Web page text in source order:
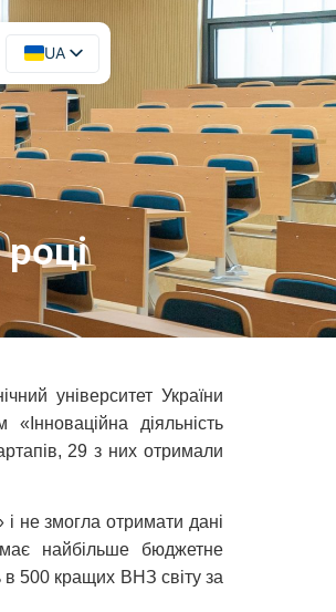
UA
EN
університет України
діяльність
29 з них отримали
не змогла отримати дані
найбільше бюджетне
в 500 кращих ВНЗ світу за